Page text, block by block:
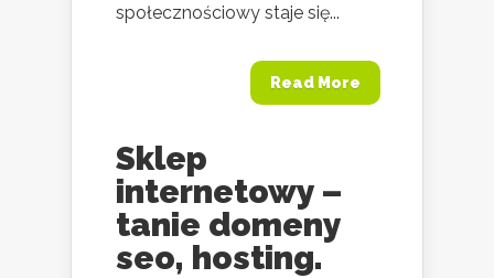
społecznościowy staje się...
Read More
Sklep
internetowy –
tanie domeny
seo, hosting.